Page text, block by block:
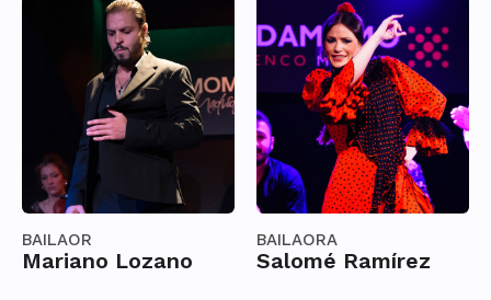
BAILAOR
Mariano Lozano
BAILAORA
Salomé Ramírez